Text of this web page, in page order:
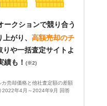
ークションで競り合う
がり、 高額売却のチ
や一括査定サイトよ
績も！ (※2)
売却価格と他社査定額の差額
2022年4月～2024年9月 回答